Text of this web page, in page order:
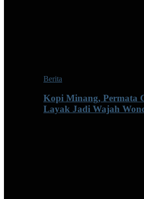
Berita
Kopi Minang, Permata
Layak Jadi Wajah